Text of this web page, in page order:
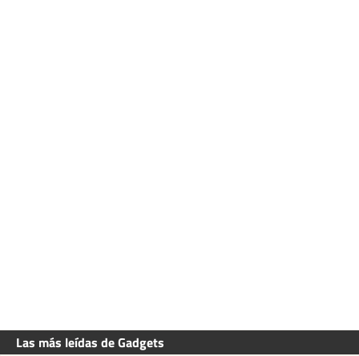
Las más leídas de Gadgets